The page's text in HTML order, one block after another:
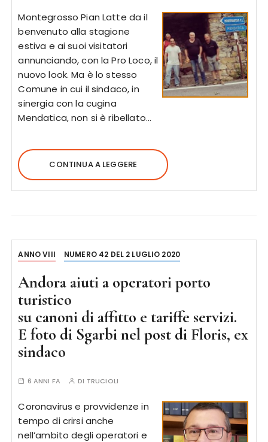
Montegrosso Pian Latte da il
benvenuto alla stagione
estiva e ai suoi visitatori
annunciando, con la Pro Loco, il
nuovo look. Ma è lo stesso
Comune in cui il sindaco, in
sinergia con la cugina
Mendatica, non si è ribellato…
CONTINUA A LEGGERE
ANNO VIII NUMERO 42 DEL 2 LUGLIO 2020
Andora aiuti a operatori porto
turistico
su canoni di affitto e tariffe servizi.
E foto di Sgarbi nel post di Floris, ex
sindaco
6 ANNI FA DI TRUCIOLI
Coronavirus e provvidenze in
tempo di crirsi anche
nell’ambito degli operatori e